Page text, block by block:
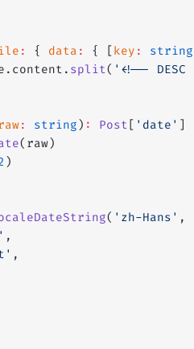
: { data : { [ key : string
split( '<!-- DESC
: string ) : Post [ 'date' ]
(raw)
)
( 'zh-Hans' ,
,
,